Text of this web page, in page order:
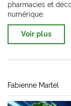
pharmacies et
numérique.
Voir plus
Fabienne Martel